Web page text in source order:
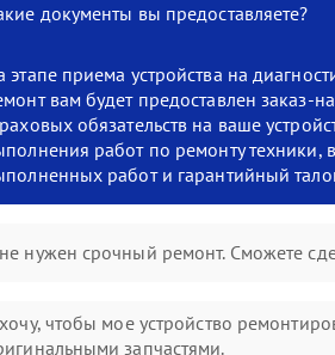
документы вы предоставляете?
этапе приема устройства на
вам будет предоставлен заказ-
обязательств на ваше
работ по ремонту техники,
работ и гарантийный
нужен срочный ремонт. Сможете
чтобы мое устройство
запчастями.